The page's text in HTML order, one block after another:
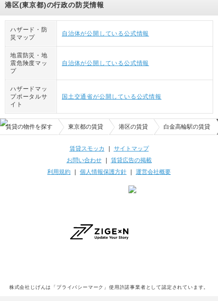
港区(東京都)の行政の防災情報
ハザード・防
災マップ
自治体が公開している公式情報
地震防災・地
震危険度マッ
プ
自治体が公開している公式情報
ハザードマッ
プポータルサ
イト
国土交通省が公開している公式情報
賃貸の物件を探す 東京都の賃貸 港区の賃貸 白金高輪駅の賃貸
賃貸スモッカ | サイトマップ
お問い合わせ| 賃貸広告の掲載
利用規約 | 個人情報保護方針 | 運営会社概要
株式会社じげんは「プライバシーマーク」使用許諾事業者として認定されています。